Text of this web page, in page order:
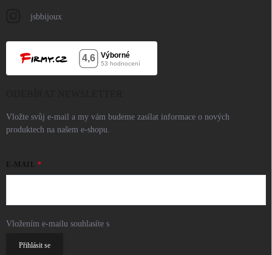
jsbbijoux
Vložte svůj e-mail a my vám budeme zasílat informace o nových
produktech na našem e-shopu.
E-MAIL
Vložením e-mailu souhlasíte s
Přihlásit se